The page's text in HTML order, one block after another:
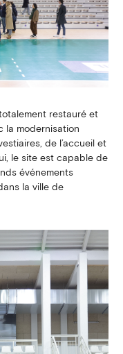
restauré et
la modernisation
de l’accueil et
le site est capable de
événements
la ville de